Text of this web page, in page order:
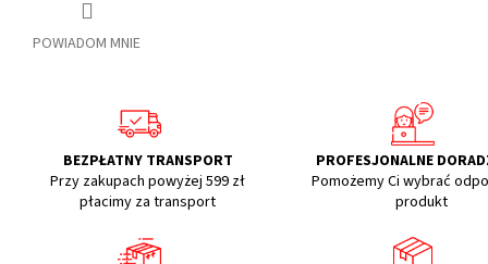
POWIADOM MNIE
BEZPŁATNY TRANSPORT
Przy zakupach powyżej 599 zł
płacimy za transport
PROFESJONALNE
Pomożemy Ci wybrać
produkt